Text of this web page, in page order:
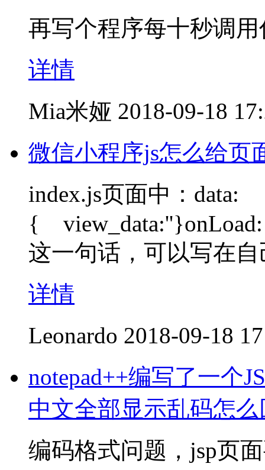
再写个程序每十秒调
详情
Mia米娅 2018-09-18
微信小程序js怎么给页
index.js页面中：data:
{
这一句话，可以写在自
详情
Leonardo 2018-09-18
notepad++编写了一个
中文全部显示乱码怎
编码格式问题，jsp页